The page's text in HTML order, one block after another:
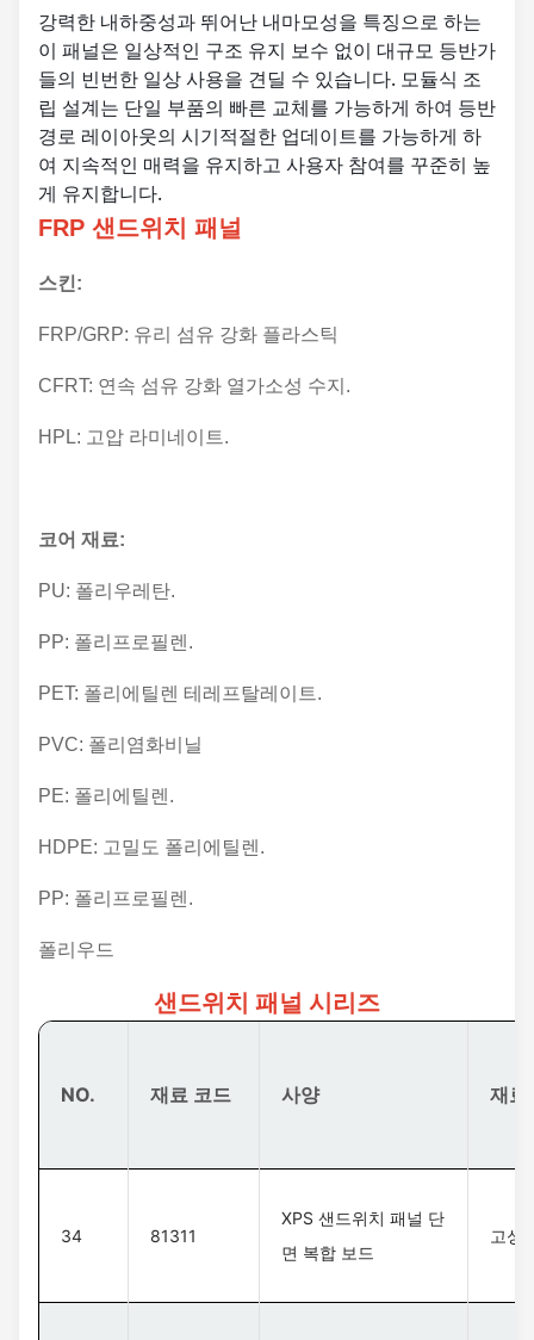
강력한 내하중성과 뛰어난 내마모성을 특징으로 하는
이 패널은 일상적인 구조 유지 보수 없이 대규모 등반가
들의 빈번한 일상 사용을 견딜 수 있습니다. 모듈식 조
립 설계는 단일 부품의 빠른 교체를 가능하게 하여 등반
경로 레이아웃의 시기적절한 업데이트를 가능하게 하
여 지속적인 매력을 유지하고 사용자 참여를 꾸준히 높
게 유지합니다.
FRP 샌드위치 패널
스킨:
FRP/GRP: 유리 섬유 강화 플라스틱
CFRT: 연속 섬유 강화 열가소성 수지.
HPL: 고압 라미네이트.
코어 재료:
PU: 폴리우레탄.
PP: 폴리프로필렌.
PET: 폴리에틸렌 테레프탈레이트.
PVC: 폴리염화비닐
PE: 폴리에틸렌.
HDPE: 고밀도 폴리에틸렌.
PP: 폴리프로필렌.
폴리우드
샌드위치 패널 시리즈
NO. 재료 코드 사양 재료
34 81311
XPS 샌드위치 패널 단
면 복합 보드
고성